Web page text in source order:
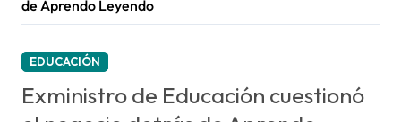
de Aprendo Leyendo
EDUCACIÓN
Exministro de Educación cuestionó